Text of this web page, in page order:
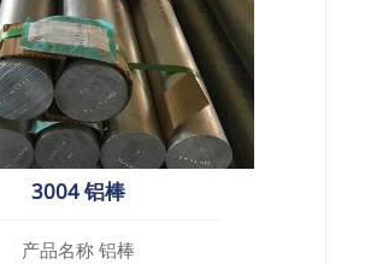
3004 铝棒
产品名称 铝棒